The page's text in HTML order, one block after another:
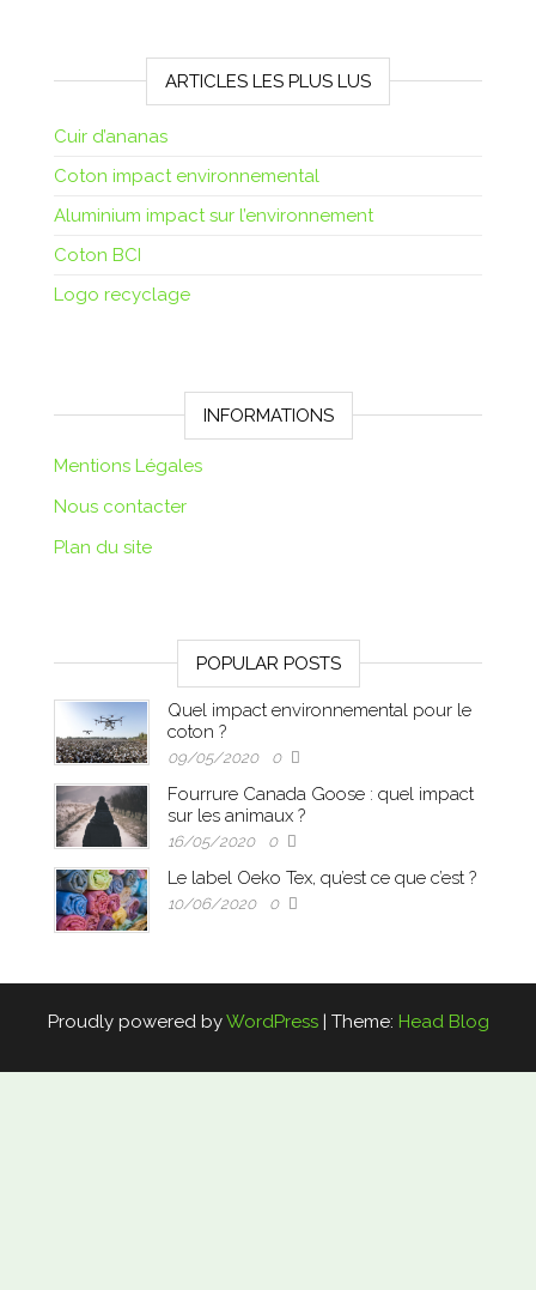
ARTICLES LES PLUS LUS
Cuir d’ananas
Coton impact environnemental
Aluminium impact sur l’environnement
Coton BCI
Logo recyclage
INFORMATIONS
Mentions Légales
Nous contacter
Plan du site
POPULAR POSTS
Quel impact environnemental pour le
coton ?
09/05/2020 0
Fourrure Canada Goose : quel impact
sur les animaux ?
16/05/2020 0
Le label Oeko Tex, qu’est ce que c’est ?
10/06/2020 0
Proudly powered byWordPress | Theme: Head Blog